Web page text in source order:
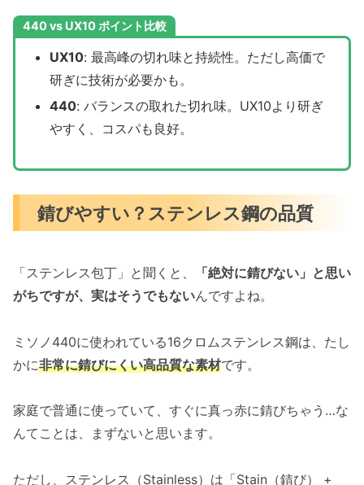
440 vs UX10 ポイント比較
UX10: 最高峰の切れ味と持続性。ただし高価で
研ぎに技術が必要かも。
440: バランスの取れた切れ味。UX10より研ぎ
やすく、コスパも良好。
錆びやすい？ステンレス鋼の品質
「ステンレス包丁」と聞くと、
「絶対に錆びない」と思い
がちですが、実はそうでもないんですよね。
ミソノ440に使われている16クロムステンレス鋼は、たし
かに非常に錆びにくい高品質な素材です。
家庭で普通に使っていて、すぐに真っ赤に錆びちゃう…な
んてことは、まずないと思います。
ただし、ステンレス（Stainless）は「Stain（錆び） +